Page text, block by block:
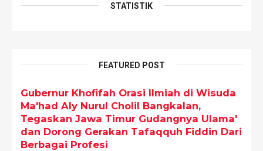
STATISTIK
FEATURED POST
Gubernur Khofifah Orasi Ilmiah di Wisuda
Ma'had Aly Nurul Cholil Bangkalan,
Tegaskan Jawa Timur Gudangnya Ulama'
dan Dorong Gerakan Tafaqquh Fiddin Dari
Berbagai Profesi